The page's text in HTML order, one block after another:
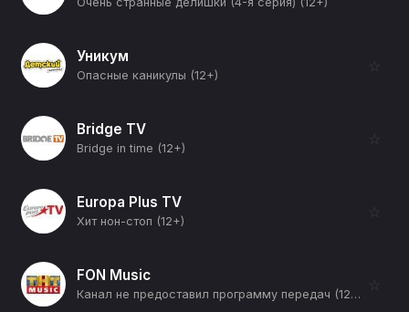
Уникум
Опасные каникулы (12+)
☆
Bridge TV
Bridge in time (12+)
☆
Europa Plus TV
Хит нон-стоп (12+)
☆
FON Music
Канал не предоставил программу передач (12+)
☆